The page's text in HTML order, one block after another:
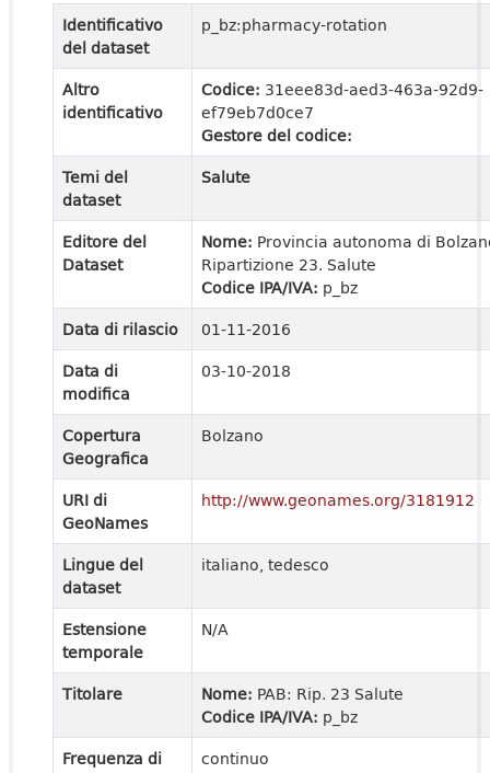
Identificativo
del dataset
p_bz:pharmacy-rotation
Altro
identificativo
Codice: 31eee83d-aed3-463a-92d9-
ef79eb7d0ce7
Gestore del codice:
Temi del
dataset
Salute
Editore del
Dataset
Nome: Provincia autonoma di
Ripartizione 23. Salute
Codice IPA/IVA: p_bz
Data di rilascio
01-11-2016
Data di
modifica
03-10-2018
Copertura
Geografica
Bolzano
URI di
GeoNames
http://www.geonames.org/3181912
Lingue del
dataset
italiano, tedesco
Estensione
temporale
N/A
Titolare Nome: PAB: Rip. 23 Salute
Codice IPA/IVA: p_bz
Frequenza di
continuo